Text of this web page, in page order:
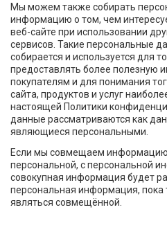
Мы можем также собирать
информацию о том, чем
веб-сайте при использовании
сервисов. Такие персональные
собирается и используется для
предоставлять более
покупателям и для понимания
сайта, продуктов и услуг
настоящей Политики
данные рассматриваются как
являющиеся персональными.
Если мы совмещаем
персональной, с персональной
совокупная информация будет
персональная информация,
являться совмещённой.